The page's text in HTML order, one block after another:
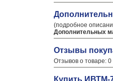
(подробное
Дополнительных
Отзывы
Отзывов о товаре: 0 |
Купить ИВТМ-